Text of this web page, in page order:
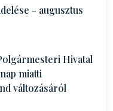
- augusztus
Hivatal
miatti
változásáról